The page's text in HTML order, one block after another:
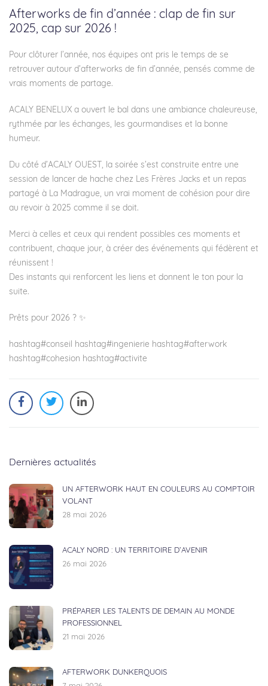
Afterworks de fin d’année : clap de fin sur
2025, cap sur 2026 !
Pour clôturer l’année, nos équipes ont pris le temps de se
retrouver autour d’afterworks de fin d’année, pensés comme de
vrais moments de partage.
ACALY BENELUX a ouvert le bal dans une ambiance chaleureuse,
rythmée par les échanges, les gourmandises et la bonne
humeur.
Du côté d’ACALY OUEST, la soirée s’est construite entre une
session de lancer de hache chez Les Frères Jacks et un repas
partagé à La Madrague, un vrai moment de cohésion pour dire
au revoir à 2025 comme il se doit.
Merci à celles et ceux qui rendent possibles ces moments et
contribuent, chaque jour, à créer des événements qui fédèrent et
réunissent !
Des instants qui renforcent les liens et donnent le ton pour la
suite.
Prêts pour 2026 ? ✨
hashtag#conseil hashtag#ingenierie hashtag#afterwork
hashtag#cohesion hashtag#activite
Dernières actualités
UN AFTERWORK HAUT EN COULEURS AU COMPTOIR
VOLANT
28 mai 2026
ACALY NORD : UN TERRITOIRE D’AVENIR
26 mai 2026
PRÉPARER LES TALENTS DE DEMAIN AU MONDE
PROFESSIONNEL
21 mai 2026
AFTERWORK DUNKERQUOIS